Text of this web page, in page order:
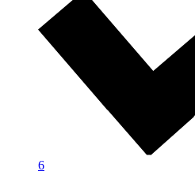
6